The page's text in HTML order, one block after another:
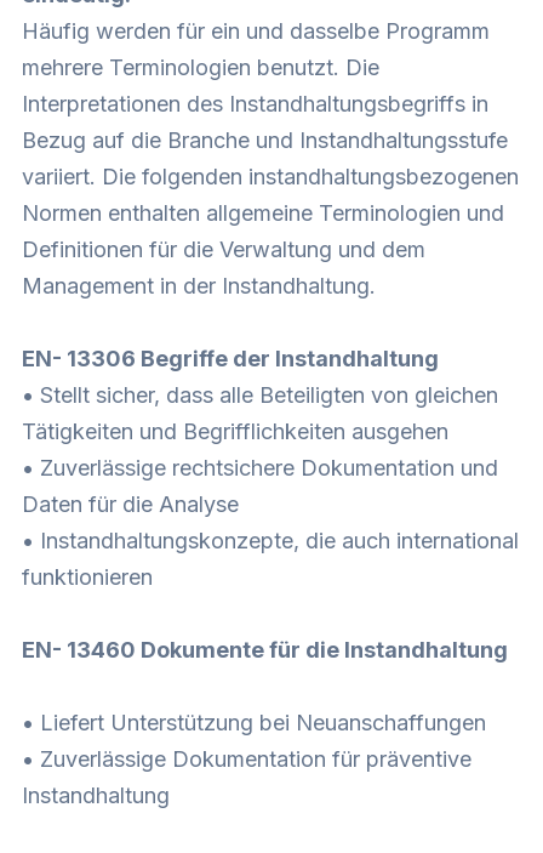
Häufig werden für ein und dasselbe Programm
mehrere Terminologien benutzt. Die
Interpretationen des Instandhaltungsbegriffs in
Bezug auf die Branche und Instandhaltungsstufe
variiert. Die folgenden instandhaltungsbezogenen
Normen enthalten allgemeine Terminologien und
Definitionen für die Verwaltung und dem
Management in der Instandhaltung.
EN- 13306 Begriffe der Instandhaltung
• Stellt sicher, dass alle Beteiligten von gleichen
Tätigkeiten und Begrifflichkeiten ausgehen
• Zuverlässige rechtsichere Dokumentation und
Daten für die Analyse
• Instandhaltungskonzepte, die auch international
funktionieren
EN- 13460 Dokumente für die Instandhaltung
• Liefert Unterstützung bei Neuanschaffungen
• Zuverlässige Dokumentation für präventive
Instandhaltung